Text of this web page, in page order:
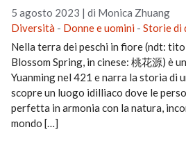
5 agosto 2023 |di Monica Zhuang
Diversità - Donne e uomini -Storie di
Nella terra dei peschi in fiore (ndt:
Blossom Spring, in cinese: 桃花源) è
Yuanming nel 421 e narra la storia di
scopre un luogo idilliaco dove le
perfetta in armonia con la natura,
mondo […]